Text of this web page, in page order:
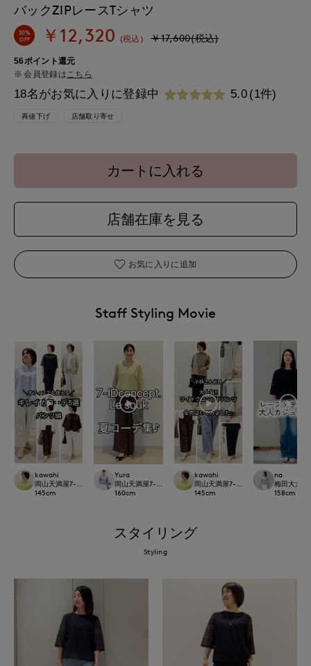
バックZIPレースTシャツ
30%
OFF
￥12,320 (税込) ￥17,600(税込)
56ポイント還元
会員登録は こちら
18名がお気に入りに登録中 5.0 (1件)
再値下げ 店舗取り寄せ
カートに入れる
店舗在庫を見る
お気に入りに追加
Staff Styling Movie
kawahi
岡山天満屋7-IDconcept.
145cm
Yura
岡山天満屋7-IDconcept.
160cm
kawahi
岡山天満屋7-IDconcept.
145cm
na
梅田大丸
158cm
スタイリング
Styling